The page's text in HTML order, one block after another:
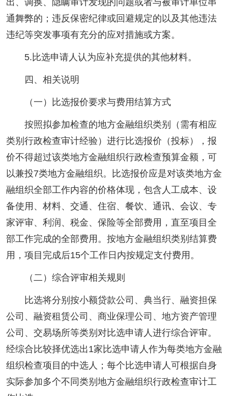
出、调换、隐瞒审计发现的问题或者与被审计单位串
通舞弊的；违反保密纪律或回避规定的以及其他违法
违纪等突发事项有充分的应对措施或方案。
5.比选申请人认为应补充提供的其他材料。
四、相关说明
（一）比选报价要求与费用结算方式
按照拟参加检查的地方金融组织类别（需有相应
类别行政检查审计经验）进行比选报价（投标），报
价不得超过该类地方金融组织行政检查预算金额，可
以兼投7类地方金融组织。比选报价应是对该类地方金
融组织全部工作内容的价格体现，包含人工成本、设
备使用、材料、交通、住宿、餐饮、通讯、会议、专
家评审、利润、税金、保险等全部费用，直至项目全
部工作完成的全部费用。按地方金融组织类别结算费
用，项目完成后15个工作日内按规定支付费用。
（二）综合评审相关规则
比选将分别按小额贷款公司、典当行、融资担保
公司、融资租赁公司、商业保理公司、地方资产管理
公司、交易场所等类别对比选申请人进行综合评审。
经综合比较择优选出1家比选申请人作为每类地方金融
组织检查项目的中选人；每个比选申请人可根据自身
实际参加多个不同类别地方金融组织行政检查审计工